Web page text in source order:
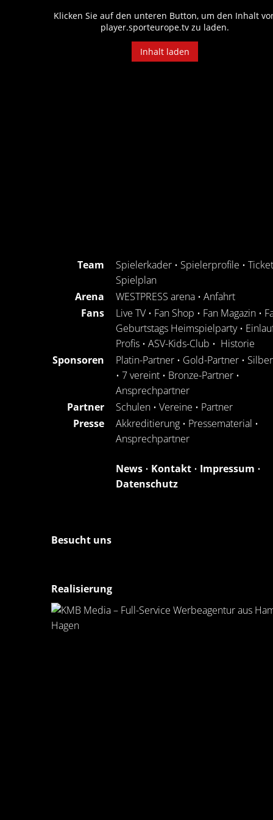
Klicken Sie auf den unteren Button, um den Inhalt
player.sporteurope.tv zu laden.
Inhalt laden
Team Spielerkader • Spielerprofile •
Spielplan
Arena
WESTPRESS arena • Anfahrt
Fans
Live TV • Fan Shop • Fan Magazin •
Geburtstags Heimspielparty•
Profis • ASV-Kids-Club • Historie
Sponsoren
Platin-Partner • Gold-Partner •
• 7 vereint • Bronze-Partner •
Ansprechpartner
Partner
Schulen • Vereine • Partner
Presse
Akkreditierung • Pressematerial •
Ansprechpartner
News • Kontakt • Impressum •
Datenschutz
Besucht uns
Realisierung